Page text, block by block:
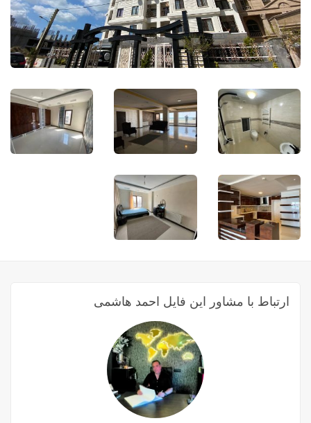
ارتباط با مشاور این فایل احمد هاشمی